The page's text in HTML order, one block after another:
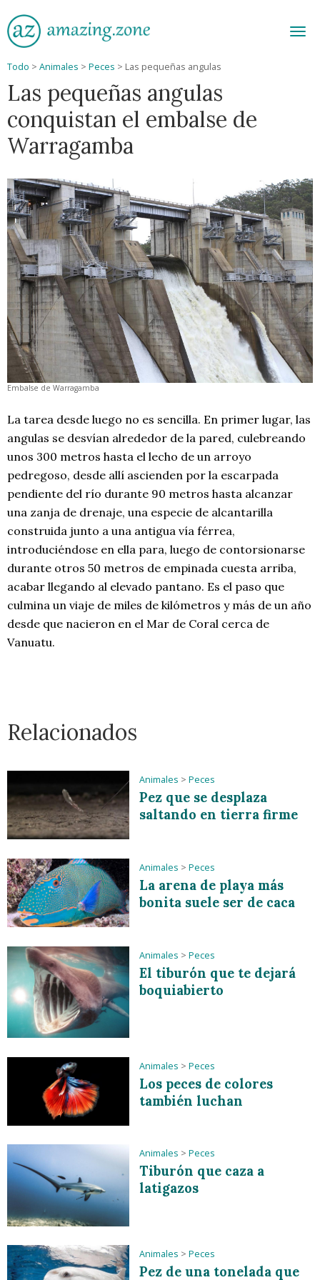
Todo > Animales > Peces > Las pequeñas angulas
Las pequeñas angulas
conquistan el embalse de
Warragamba
Embalse de Warragamba
La tarea desde luego no es sencilla. En primer lugar, las
angulas se desvían alrededor de la pared, culebreando
unos 300 metros hasta el lecho de un arroyo
pedregoso, desde allí ascienden por la escarpada
pendiente del río durante 90 metros hasta alcanzar
una zanja de drenaje, una especie de alcantarilla
construida junto a una antigua vía férrea,
introduciéndose en ella para, luego de contorsionarse
durante otros 50 metros de empinada cuesta arriba,
acabar llegando al elevado pantano. Es el paso que
culmina un viaje de miles de kilómetros y más de un año
desde que nacieron en el Mar de Coral cerca de
Vanuatu.
Relacionados
Animales > Peces
Pez que se desplaza
saltando en tierra firme
Animales > Peces
La arena de playa más
bonita suele ser de caca
Animales > Peces
El tiburón que te dejará
boquiabierto
Animales > Peces
Los peces de colores
también luchan
Animales > Peces
Tiburón que caza a
latigazos
Animales > Peces
Pez de una tonelada que